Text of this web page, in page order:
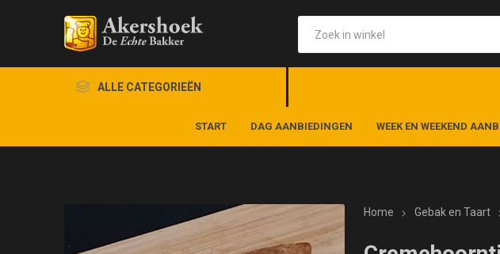
ALLE CATEGORIEËN
START DAG AANBIEDINGEN WEEK EN WEEKEND
Home Gebak en Taart